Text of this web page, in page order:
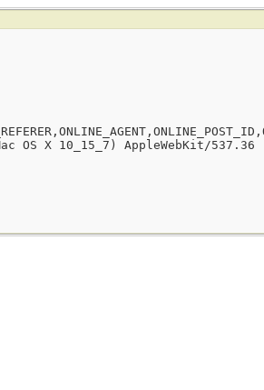
10_15_7) AppleWebKit/537.36